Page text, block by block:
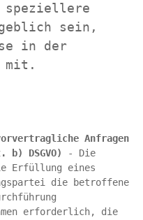
sein,
in der
mit.
Anfragen
DSGVO)
- Die
Erfüllung eines
die betroffene
erforderlich, die